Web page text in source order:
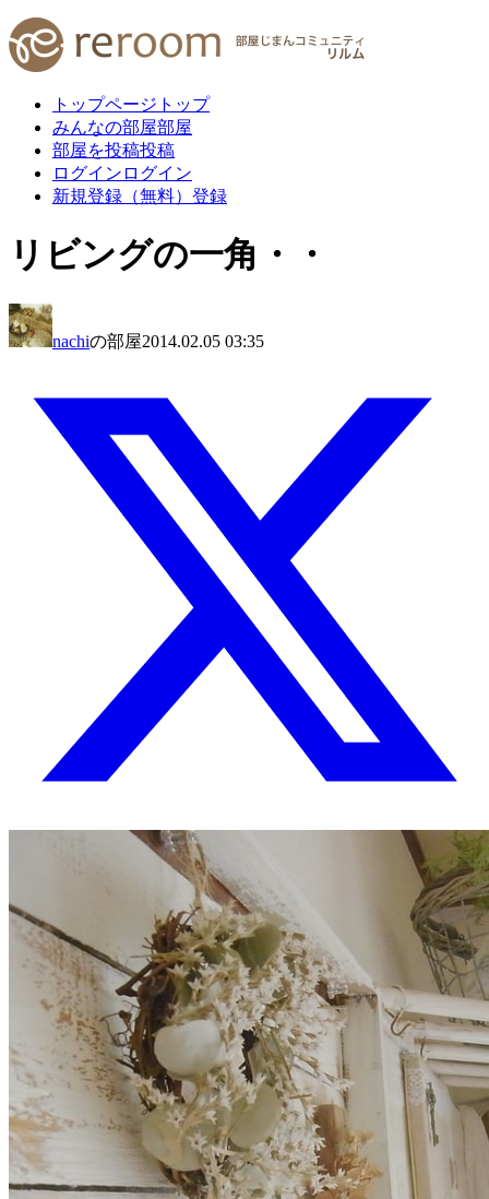
トップページ トップ
みんなの部屋部屋
部屋を投稿投稿
ログイン ログイン
新規登録（無料） 登録
リビングの一角・・
nachiの部屋2014.02.05 03:35